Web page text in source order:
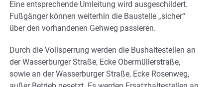
Eine entsprechende Umleitung wird ausgeschildert.
Fußgänger können weiterhin die Baustelle „sicher“
über den vorhandenen Gehweg passieren.
Durch die Vollsperrung werden die Bushaltestellen an
der Wasserburger Straße, Ecke Obermüllerstraße,
sowie an der Wasserburger Straße, Ecke Rosenweg,